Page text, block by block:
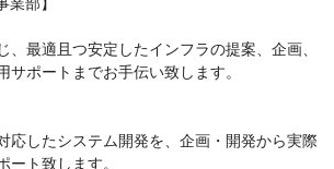
、最適且つ安定したインフラの提案、企画、
サポートまでお手伝い致します。
応したシステム開発を、企画・開発から実際
ート致します。